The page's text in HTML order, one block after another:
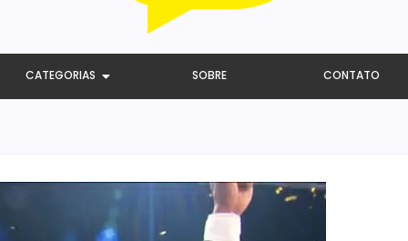
CATEGORIAS SOBRE CONTATO